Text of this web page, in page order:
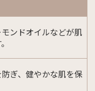
ンドオイルなどが肌
ぎ、健やかな肌を保